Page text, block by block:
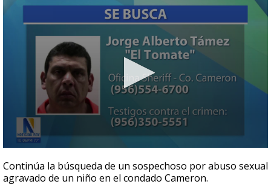
seconds
of
1
Continúa la búsqueda de un sospechoso por abuso sexual
agravado de un niño en el condado Cameron.